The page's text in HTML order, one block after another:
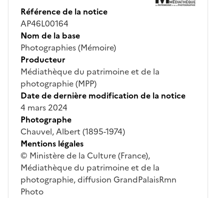
Référence de la notice
AP46L00164
Nom de la base
Photographies (Mémoire)
Producteur
Médiathèque du patrimoine et de la
photographie (MPP)
Date de dernière modification de la notice
4 mars 2024
Photographe
Chauvel, Albert (1895-1974)
Mentions légales
© Ministère de la Culture (France),
Médiathèque du patrimoine et de la
photographie, diffusion GrandPalaisRmn
Photo